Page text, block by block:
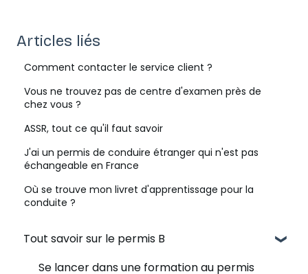
Articles liés
Comment contacter le service client ?
Vous ne trouvez pas de centre d'examen près de
chez vous ?
ASSR, tout ce qu'il faut savoir
J'ai un permis de conduire étranger qui n'est pas
échangeable en France
Où se trouve mon livret d'apprentissage pour la
conduite ?
Tout savoir sur le permis B
Se lancer dans une formation au permis